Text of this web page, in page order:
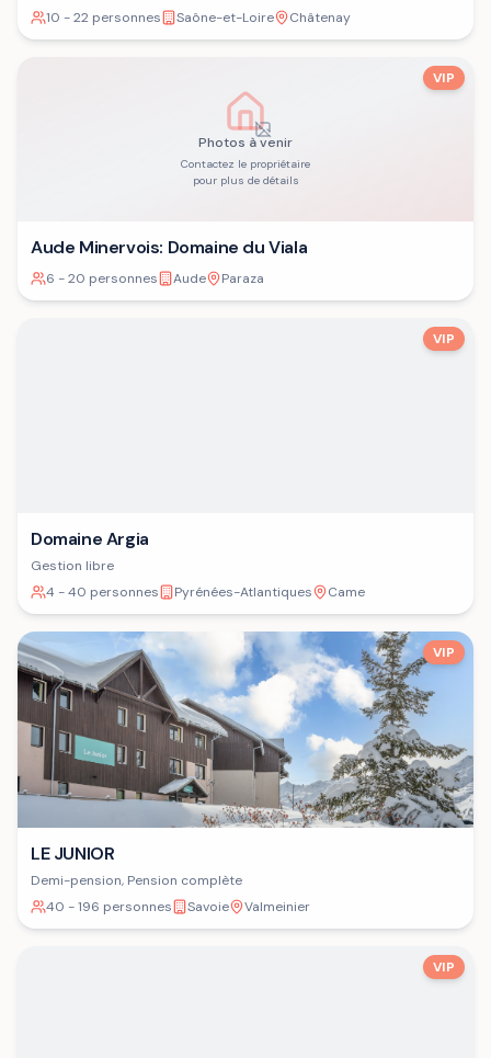
10 - 22 personnes
Saône-et-Loire Châtenay
Photos à venir
Contactez le propriétaire
pour plus de détails
VIP
Aude Minervois: Domaine du Viala
6 - 20 personnes Aude Paraza
VIP
Domaine Argia
Gestion libre
4 - 40 personnes
Pyrénées-Atlantiques Came
VIP
LE JUNIOR
Demi-pension, Pension complète
40 - 196 personnes
Savoie Valmeinier
VIP